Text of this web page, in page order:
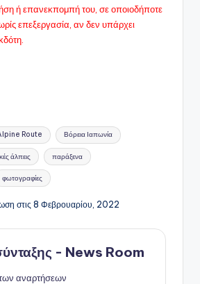
ή επανεκπομπή του, σε οποιοδήποτε
επεξεργασία, αν δεν υπάρχει
Route Βόρεια Ιαπωνία
άλπεις παράξενα
φωτογραφίες
στις 8 Φεβρουαρίου, 2022
- News Room
αναρτήσεων